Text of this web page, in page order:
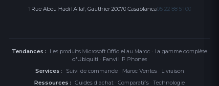
1 Rue Abou Hadil Allaf, Gauthier 20070 Casablanca05 22 88 51 00
Tendances : Les produits Microsoft Officiel au Maroc · La gamme complète
d'Ubiquiti · Fanvil IP Phones
Services :
Suivi de commande· Maroc Ventes· Livraison
Ressources : Guides d'achat · Comparatifs · Technologie